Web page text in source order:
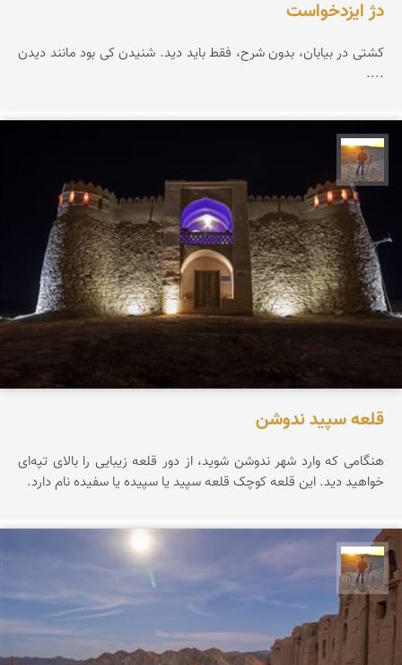
دژ ایزدخواست
کشتی در بیابان، بدون شرح، فقط باید دید. شنیدن کی بود مانند دیدن
....
قلعه سپید ندوشن
هنگامی که وارد شهر ندوشن شوید، از دور قلعه زیبایی را بالای تپه‌ای
خواهید دید. این قلعه کوچک قلعه سپید یا سپیده یا سفیده نام دارد.